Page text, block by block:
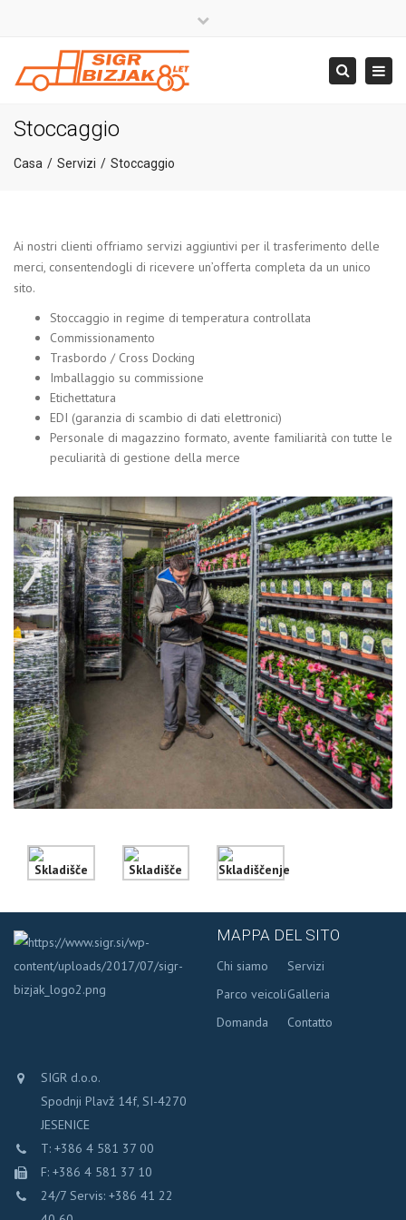
Search
Stoccaggio
Casa Servizi Stoccaggio
Ai nostri clienti offriamo servizi aggiuntivi per il trasferimento delle
merci, consentendogli di ricevere un’offerta completa da un unico
sito.
Stoccaggio in regime di temperatura controllata
Commissionamento
Trasbordo / Cross Docking
Imballaggio su commissione
Etichettatura
EDI (garanzia di scambio di dati elettronici)
Personale di magazzino formato, avente familiarità con tutte le
peculiarità di gestione della merce
MAPPA DEL SITO
Chi siamo
Servizi
Parco veicoliGalleria
Domanda
Contatto
SIGR d.o.o.
Spodnji Plavž 14f, SI-4270
JESENICE
T: +386 4 581 37 00
F: +386 4 581 37 10
24/7 Servis: +386 41 22